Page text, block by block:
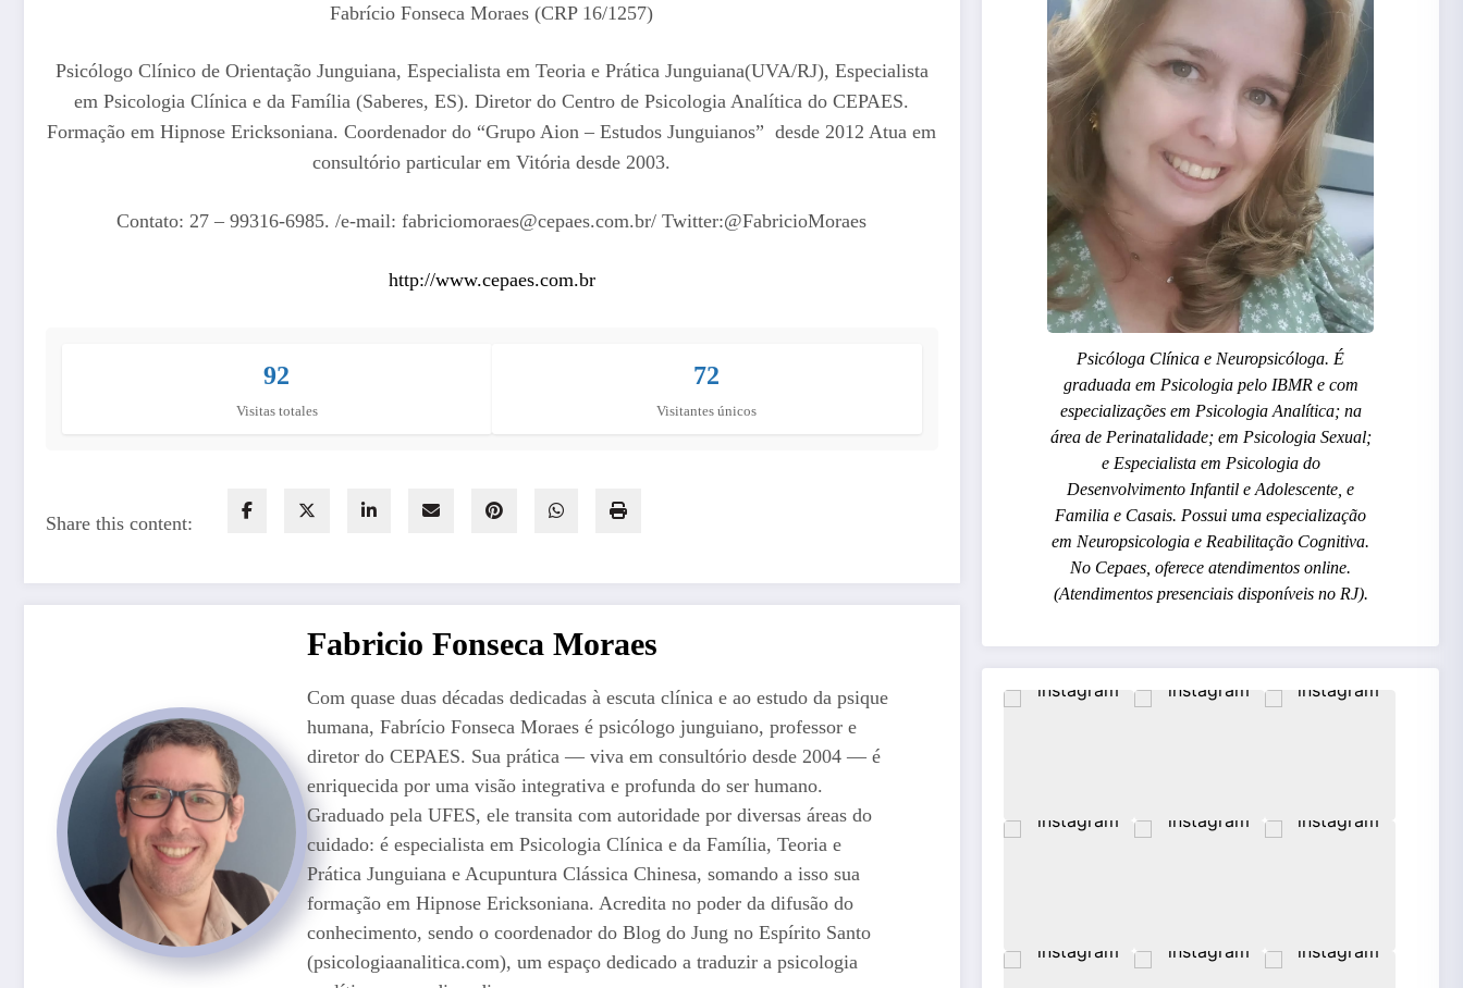
Fabrício Fonseca Moraes (CRP 16/1257)
Psicólogo Clínico de Orientação Junguiana, Especialista em Teoria e Prática Junguiana(UVA/RJ), Especialista
em Psicologia Clínica e da Família (Saberes, ES). Diretor do Centro de Psicologia Analítica do CEPAES.
Formação em Hipnose Ericksoniana. Coordenador do “Grupo Aion – Estudos Junguianos” desde 2012 Atua em
consultório particular em Vitória desde 2003.
Contato: 27 – 99316-6985. /e-mail: fabriciomoraes@cepaes.com.br/ Twitter:@FabricioMoraes
http://www.cepaes.com.br
92
Visitas totales
72
Visitantes únicos
Share this content:
Fabricio Fonseca Moraes
Com quase duas décadas dedicadas à escuta clínica e ao estudo da psique
humana, Fabrício Fonseca Moraes é psicólogo junguiano, professor e
diretor do CEPAES. Sua prática — viva em consultório desde 2004 — é
enriquecida por uma visão integrativa e profunda do ser humano.
Graduado pela UFES, ele transita com autoridade por diversas áreas do
cuidado: é especialista em Psicologia Clínica e da Família, Teoria e
Prática Junguiana e Acupuntura Clássica Chinesa, somando a isso sua
formação em Hipnose Ericksoniana. Acredita no poder da difusão do
conhecimento, sendo o coordenador do Blog do Jung no Espírito Santo
(psicologiaanalitica.com), um espaço dedicado a traduzir a psicologia
Psicóloga Clínica e Neuropsicóloga. É
graduada em Psicologia pelo IBMR e com
especializações em Psicologia Analítica; na
área de Perinatalidade; em Psicologia Sexual;
e Especialista em Psicologia do
Desenvolvimento Infantil e Adolescente, e
Familia e Casais. Possui uma especialização
em Neuropsicologia e Reabilitação Cognitiva.
No Cepaes, oferece atendimentos online.
(Atendimentos presenciais disponíveis no RJ).